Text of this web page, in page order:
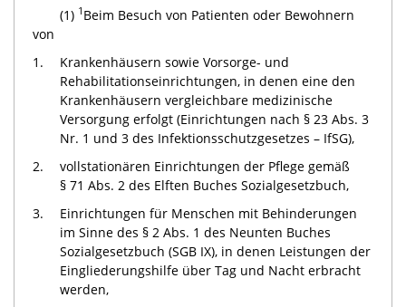
(1) 1 Beim Besuch von Patienten oder Bewohnern
von
1.
Krankenhäusern sowie Vorsorge- und
Rehabilitationseinrichtungen, in denen eine den
Krankenhäusern vergleichbare medizinische
Versorgung erfolgt (Einrichtungen nach § 23 Abs. 3
Nr. 1 und 3 des Infektionsschutzgesetzes – IfSG),
2.
vollstationären Einrichtungen der Pflege gemäß
§ 71 Abs. 2 des Elften Buches Sozialgesetzbuch,
3.
Einrichtungen für Menschen mit Behinderungen
im Sinne des § 2 Abs. 1 des Neunten Buches
Sozialgesetzbuch (SGB IX), in denen Leistungen der
Eingliederungshilfe über Tag und Nacht erbracht
werden,